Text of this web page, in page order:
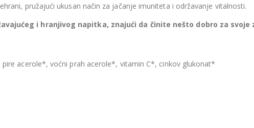
pružajući ukusan način za jačanje imuniteta i održavanje vitalnosti.
i hranjivog napitka, znajući da činite nešto dobro za svoje
acerole*, voćni prah acerole*, vitamin C*, cinkov glukonat*